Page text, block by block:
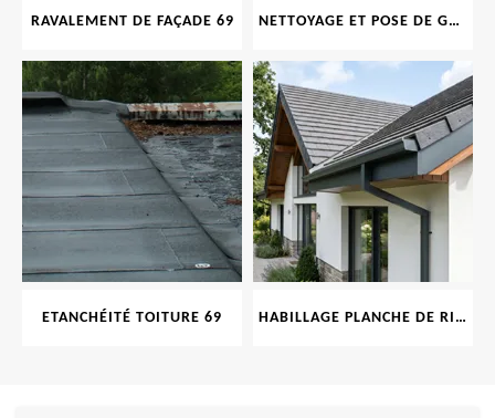
RAVALEMENT DE FAÇADE 69 NETTOYAGE ET POSE DE GOUTTIÈRE 69
ETANCHÉITÉ TOITURE 69 HABILLAGE PLANCHE DE RIVE 69